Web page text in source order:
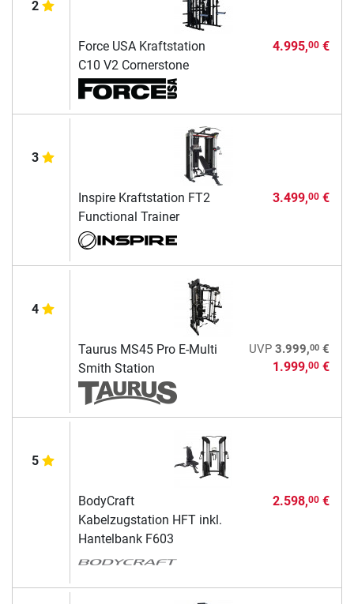
2
Force USA Kraftstation
C10 V2 Cornerstone
4.995,00€
3
Inspire Kraftstation FT2
Functional Trainer
3.499,00€
4
Taurus MS45 Pro E-Multi
Smith Station
UVP 3.999,00€
1.999,00€
5
BodyCraft
Kabelzugstation HFT inkl.
Hantelbank F603
2.598,00€